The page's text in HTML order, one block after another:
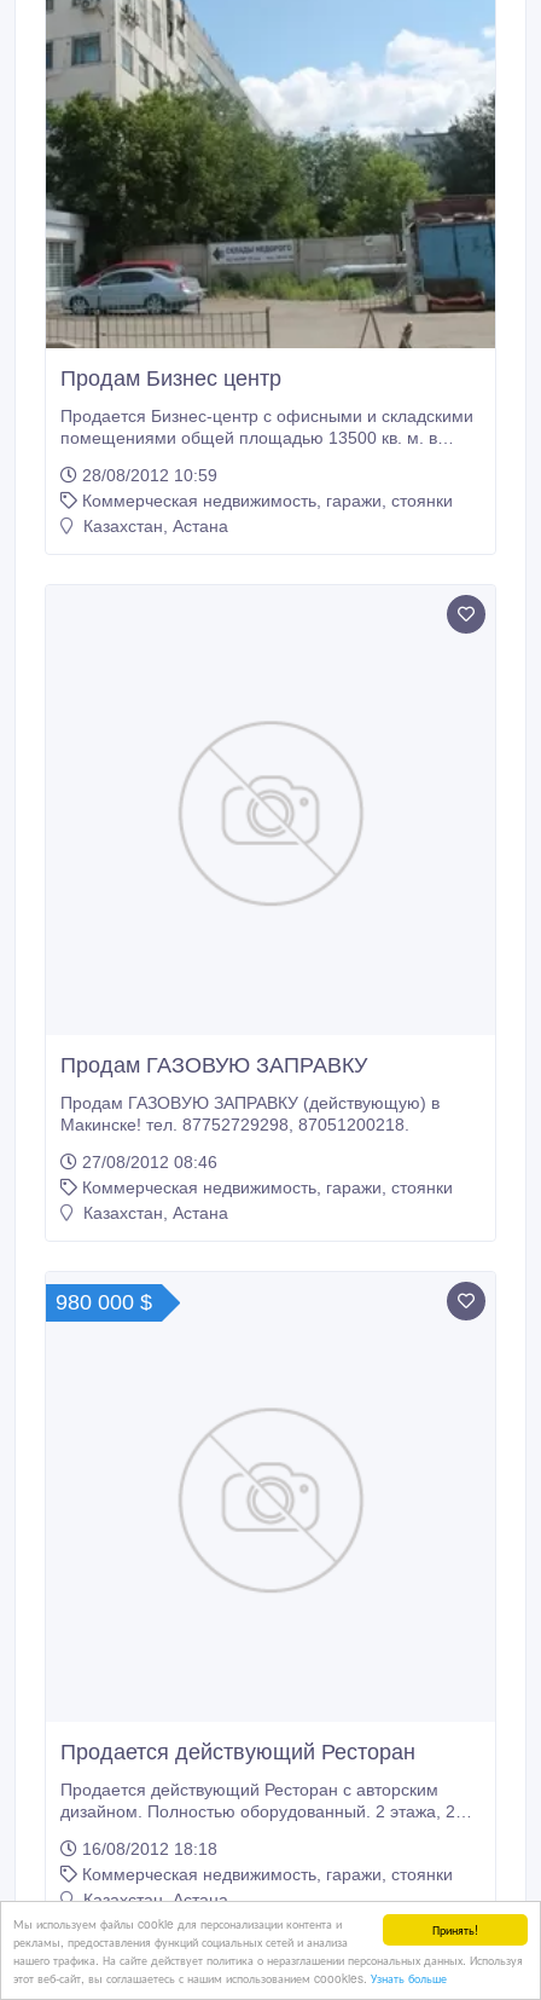
Принять!
Мы используем файлы cookie для персонализации контента и
рекламы, предоставления функций социальных сетей и анализа
нашего трафика. На сайте действует политика о неразглашении персональных данных. Используя
этот веб-сайт, вы соглашаетесь с нашим использованием coookies. Узнать больше
Продам Бизнес центр
Продается Бизнес-центр с офисными и складскими
помещениями общей площадью 13500 кв. м. в
недалеко от Центральных городских рынков
"Шапагат", "Артем", "Асем". Рядом имеется ж-д
тупик. Цена 400$ за кв. м. не плохое вложение
28/08/2012 10:59
Коммерческая недвижимость, гаражи, стоянки
Казахстан, Астана
Продам ГАЗОВУЮ ЗАПРАВКУ
Продам ГАЗОВУЮ ЗАПРАВКУ (действующую) в
Макинске! тел. 87752729298, 87051200218.
27/08/2012 08:46
Коммерческая недвижимость, гаражи, стоянки
Казахстан, Астана
980 000 $
Продается действующий Ресторан
Продается действующий Ресторан с авторским
дизайном. Полностью оборудованный. 2 этажа, 2
Также проходят праздничные торжества и банкеты..
16/08/2012 18:18
Коммерческая недвижимость, гаражи, стоянки
Казахстан, Астана